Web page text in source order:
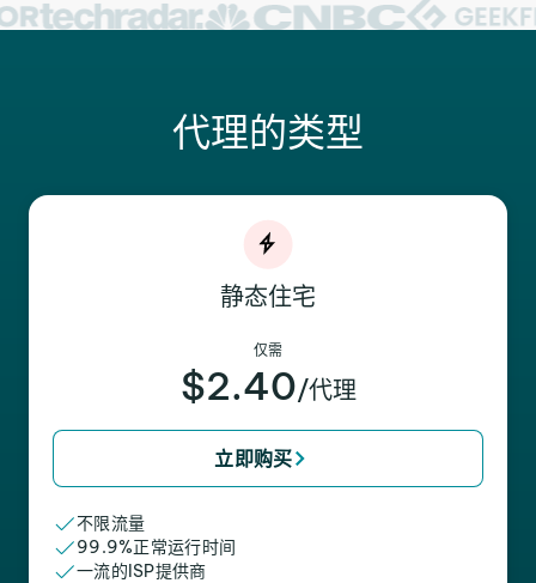
代理的类型
静态住宅
仅需
$2.40/代理
立即购买
不限流量
99.9%正常运行时间
一流的ISP提供商